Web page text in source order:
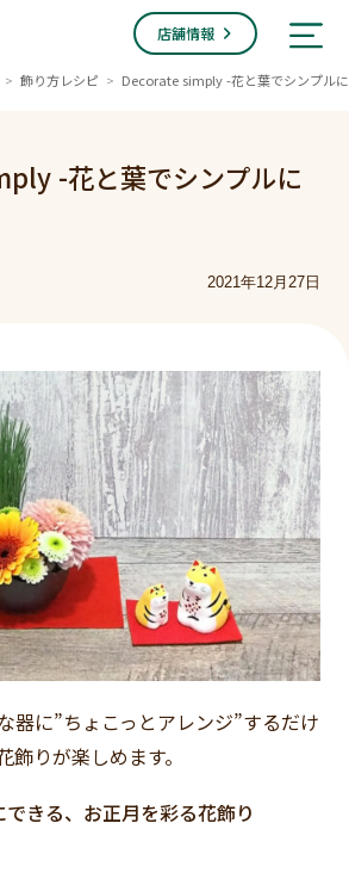
店舗情報
> 飾り方レシピ > Decorate simply -花と葉でシンプル
-花と葉でシンプルに
2021年12月27日
器に”ちょこっとアレンジ”するだけ
りが楽しめます。
できる、お正月を彩る花飾り